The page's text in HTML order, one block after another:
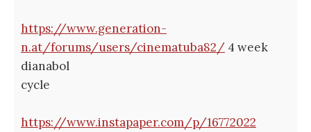
https://www.generation-
n.at/forums/users/cinematuba82/ 4 week
dianabol
cycle
https://www.instapaper.com/p/16772022